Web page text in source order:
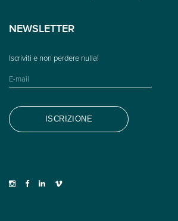
NEWSLETTER